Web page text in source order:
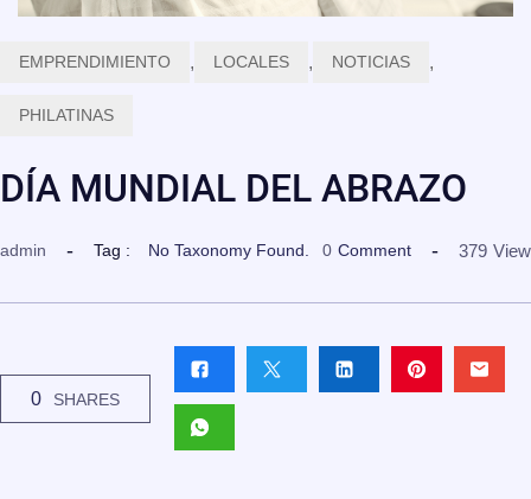
EMPRENDIMIENTO , LOCALES , NOTICIAS ,
PHILATINAS
DÍA MUNDIAL DEL ABRAZO
admin Tag : No Taxonomy Found. 0 Comment 379 View
0 SHARES